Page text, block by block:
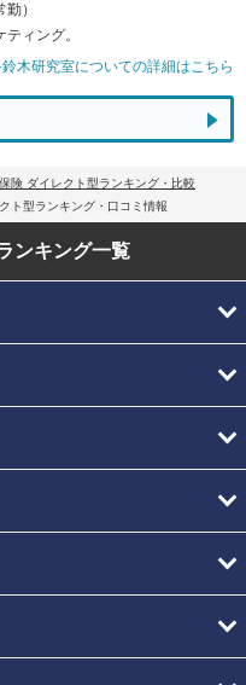
）
ィング。
木研究室についての詳細はこちら
険 ダイレクト型ランキング・比較
ト型ランキング・口コミ情報
ンキング一覧